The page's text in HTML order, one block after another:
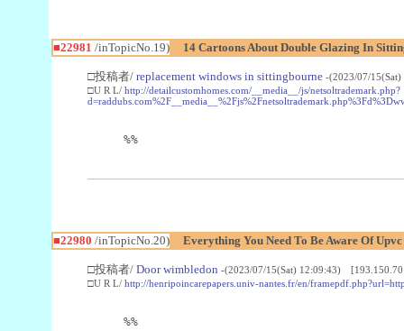
■22981 /inTopicNo.19) 14 Cartoons About Double Glazing In
□投稿者/ replacement windows in sittingbourne -(2023/07/
□U R L/ http://detailcustomhomes.com/__media__/js/netsoltrademark.php?
%%
■22980 /inTopicNo.20) Everything You Need To Be Aware Of
□投稿者/ Door wimbledon -(2023/07/15(Sat) 12:09:43)
□U R L/ http://henripoincarepapers.univ-nantes.fr/en/
%%